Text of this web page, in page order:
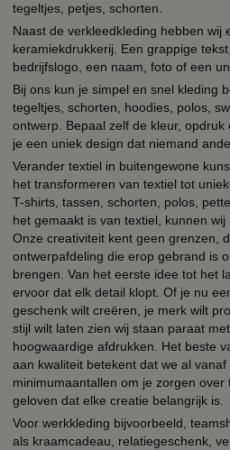
tegeltjes, petjes, schorten.
Naast de verkleedkleding hebben wij
keramiekdrukkerij. Een grappige
bedrijfslogo, een naam, foto of een
Bij ons kun je simpel en snel kleding
tegeltjes, schorten, hoodies, polos,
ontwerp. Bepaal zelf de kleur,
je een uniek design dat niemand
Verander textiel in buitengewone
het transformeren van textiel tot
T-shirts, tassen, schorten, polos,
het gemaakt is van textiel, kunnen
Onze creativiteit kent geen grenzen,
ontwerpafdeling die erop gebrand is
brengen. Van het eerste idee tot het
ervoor dat elk detail klopt. Of je nu
geschenk wilt creëren, je merk wilt
stijl wilt laten zien wij staan paraat
hoogwaardige afdrukken. Het beste
aan kwaliteit betekent dat we al
minimumaantallen om je zorgen over
geloven dat elke creatie belangrijk is.
Voor werkkleding bijvoorbeeld,
als kraamcadeau, relatiegeschenk,